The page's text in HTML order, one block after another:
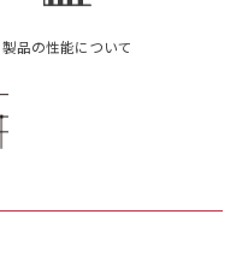
製品の性能について